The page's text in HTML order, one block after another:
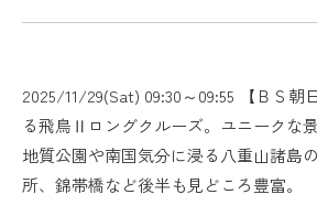
2025/11/29(Sat) 09:30～09:55 【ＢＳ朝
る飛鳥Ⅱロングクルーズ。ユニークな
地質公園や南国気分に浸る八重山諸島
所、錦帯橋など後半も見どころ豊富。